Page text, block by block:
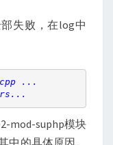
失败，在log中
...
mod-suphp模块
中的具体原因。